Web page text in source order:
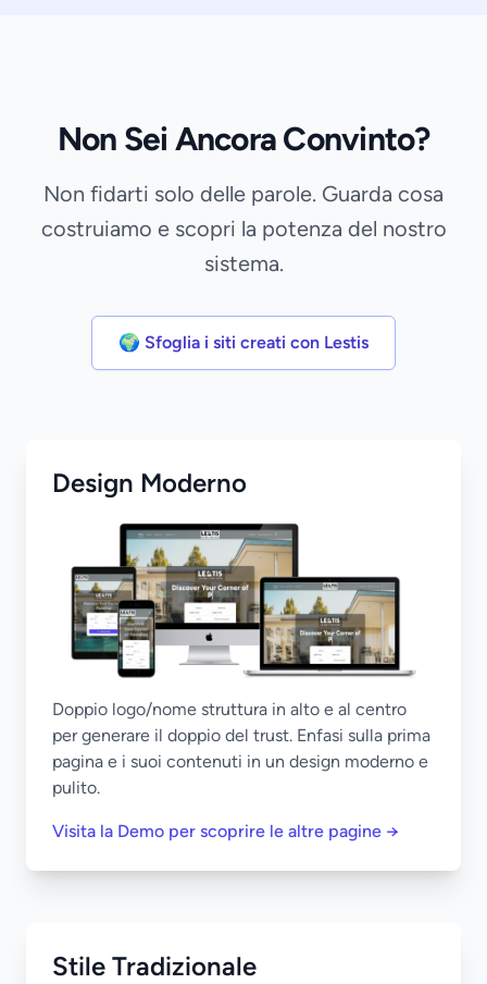
Non Sei Ancora Convinto?
Non fidarti solo delle parole. Guarda cosa
costruiamo e scopri la potenza del nostro
sistema.
🌍 Sfoglia i siti creati con Lestis
Design Moderno
Doppio logo/nome struttura in alto e al centro
per generare il doppio del trust. Enfasi sulla prima
pagina e i suoi contenuti in un design moderno e
pulito.
Visita la Demo per scoprire le altre pagine →
Stile Tradizionale